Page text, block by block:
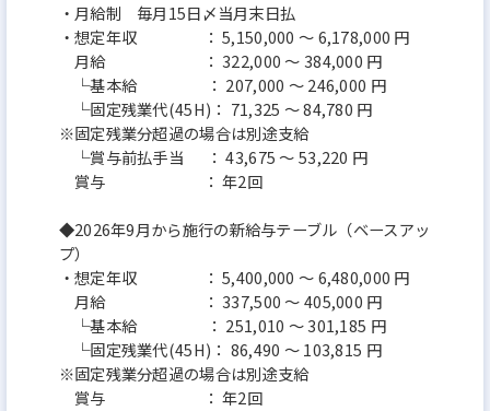
・月給制 毎月15日〆当月末日払
・想定年収 ： 5,150,000 ～ 6,178,000 円
月給 ： 322,000 ～ 384,000 円
└基本給 ： 207,000 ～ 246,000 円
└固定残業代(45H)： 71,325 ～ 84,780 円
※固定残業分超過の場合は別途支給
└賞与前払手当 ： 43,675 ～ 53,220 円
賞与 ： 年2回
◆2026年9月から施行の新給与テーブル（ベースアッ
プ）
・想定年収 ： 5,400,000 ～ 6,480,000 円
月給 ： 337,500 ～ 405,000 円
└基本給 ： 251,010 ～ 301,185 円
└固定残業代(45H)： 86,490 ～ 103,815 円
※固定残業分超過の場合は別途支給
賞与 ： 年2回